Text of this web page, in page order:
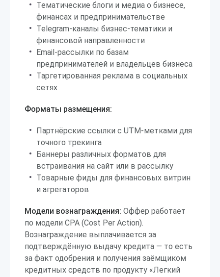
Тематические блоги и медиа о бизнесе,
финансах и предпринимательстве
Telegram-каналы бизнес-тематики и
финансовой направленности
Email-рассылки по базам
предпринимателей и владельцев бизнеса
Таргетированная реклама в социальных
сетях
Форматы размещения:
Партнёрские ссылки с UTM-метками для
точного трекинга
Баннеры различных форматов для
встраивания на сайт или в рассылку
Товарные фиды для финансовых витрин
и агрегаторов
Модели вознаграждения: Оффер работает
по модели CPA (Cost Per Action).
Вознаграждение выплачивается за
подтверждённую выдачу кредита — то есть
за факт одобрения и получения заёмщиком
кредитных средств по продукту «Легкий